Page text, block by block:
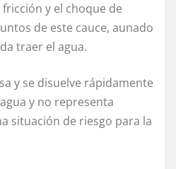
y el choque de
de este cauce, aunado
traer el agua.
y se disuelve rápidamente
y no representa
situación de riesgo para la